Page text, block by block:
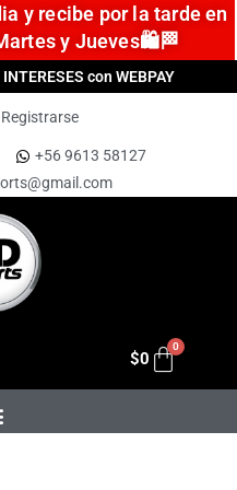
y recibe por la tarde en
y Jueves🛍️🏁
con WEBPAY
+56 9613 58127
$0